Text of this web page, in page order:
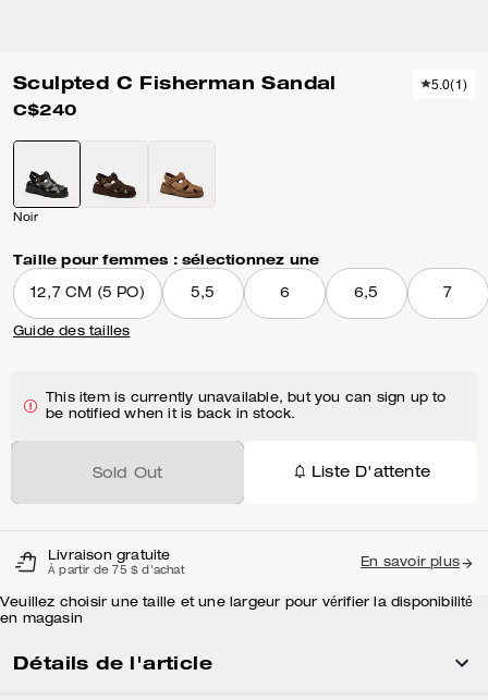
Sculpted C Fisherman Sandal
C$240
5.0(1)
Noir
Taille pour femmes : sélectionnez une
12,7 CM (5 PO) 5,5 6 6,5 7
Guide des tailles
This item is currently unavailable, but you can sign up to
be notified when it is back in stock.
Sold Out Liste D'attente
Livraison gratuite
À partir de 75 $ d'achat
En savoir plus
Veuillez choisir une taille et une largeur pour vérifier la disponibilité
en magasin
Détails de l'article